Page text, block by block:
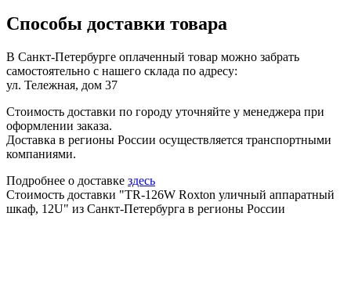
Способы доставки товара
В Санкт-Петербурге оплаченный товар можно забрать
самостоятельно с нашего склада по адресу:
ул. Тележная, дом 37
Стоимость доставки по городу уточняйте у менеджера при
оформлении заказа.
Доставка в регионы России осуществляется транспортными
компаниями.
Подробнее о доставке здесь
Стоимость доставки "TR-126W Roxton уличный аппаратный
шкаф, 12U" из Санкт-Петербурга в регионы России